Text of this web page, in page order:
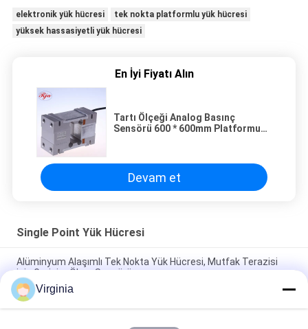
elektronik yük hücresi
tek nokta platformlu yük hücresi
yüksek hassasiyetli yük hücresi
En İyi Fiyatı Alın
Tartı Ölçeği Analog Basınç
Sensörü 600 * 600mm Platformu
Devam et
Single Point Yük Hücresi
Alüminyum Alaşımlı Tek Nokta Yük Hücresi, Mutfak Terazisi
için Gerinim Ölçer Sensörü
2kg 3kg 5kg Mutfak Terazisi tek noktalı Yük Hücresi Analog
Çıkışı Mevcuttur
Virginia